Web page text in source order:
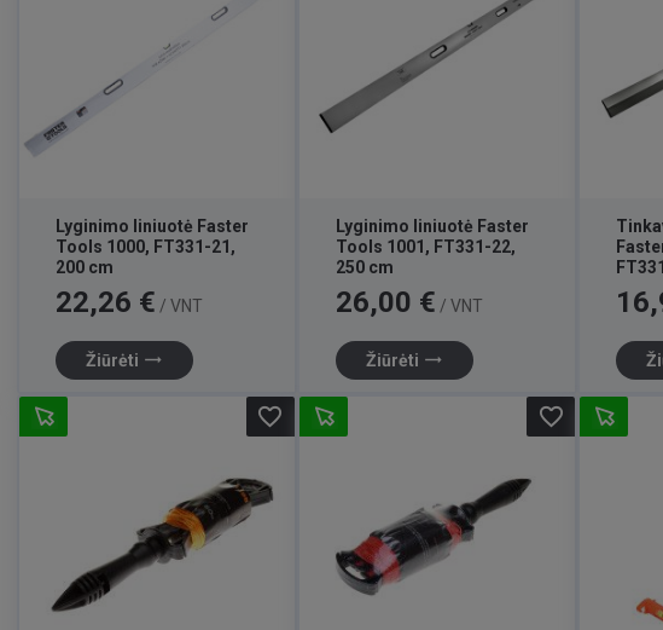
Lyginimo liniuotė Faster
Tools 1000, FT331-21,
200 cm
Kaina
22,26 € / VNT
Žiūrėti trending_flat
Lyginimo liniuotė Faster
Tools 1001, FT331-22,
250 cm
Kaina
26,00 € / VNT
Žiūrėti trending_flat
Kaina
favorite_border favorite_border